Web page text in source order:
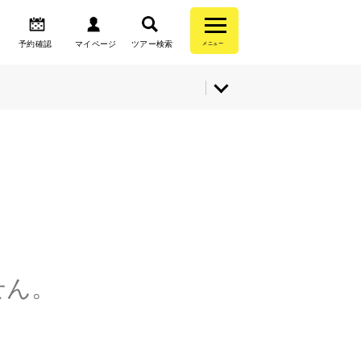
予約確認 マイページ ツアー検索 メニュー
。